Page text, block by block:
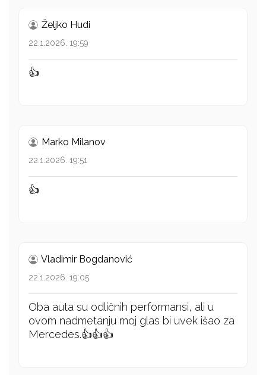
Željko Hudi
22.1.2026. 19:59
👍
Marko Milanov
22.1.2026. 19:51
👍
Vladimir Bogdanović
22.1.2026. 19:05
Oba auta su odličnih performansi, ali u
ovom nadmetanju moj glas bi uvek išao za
Mercedes.👍👍👍